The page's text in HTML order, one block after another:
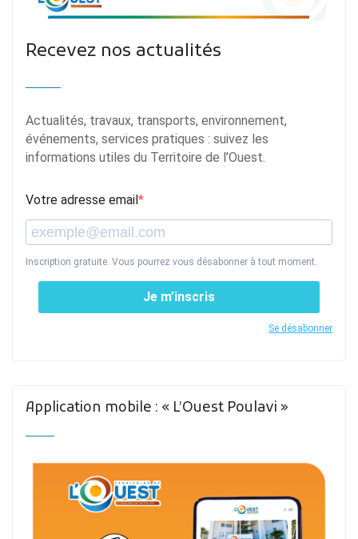
Recevez nos actualités
Actualités, travaux, transports, environnement,
événements, services pratiques : suivez les
informations utiles du Territoire de l’Ouest.
Votre adresse email
Inscription gratuite. Vous pourrez vous désabonner à tout moment.
Je m’inscris
Se désabonner
Application mobile : « L’Ouest Poulavi »